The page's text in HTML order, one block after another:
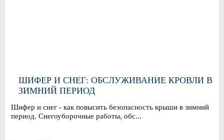
ШИФЕР И СНЕГ: ОБСЛУЖИВАНИЕ КРОВЛИ В
ЗИМНИЙ ПЕРИОД
Шифер и снег - как повысить безопасность крыши в зимний
период. Снегоуборочные работы, обс...